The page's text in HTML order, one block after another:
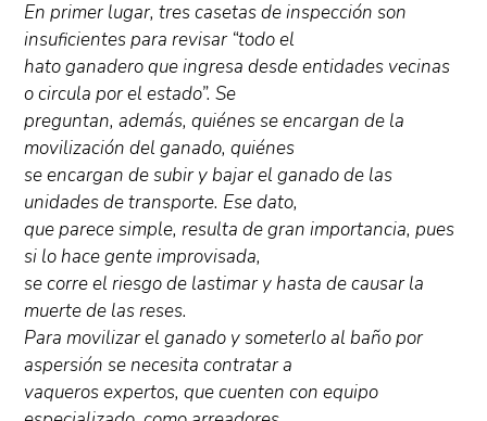
En primer lugar, tres casetas de inspección son
insuficientes para revisar “todo el
hato ganadero que ingresa desde entidades vecinas
o circula por el estado”. Se
preguntan, además, quiénes se encargan de la
movilización del ganado, quiénes
se encargan de subir y bajar el ganado de las
unidades de transporte. Ese dato,
que parece simple, resulta de gran importancia, pues
si lo hace gente improvisada,
se corre el riesgo de lastimar y hasta de causar la
muerte de las reses.
Para movilizar el ganado y someterlo al baño por
aspersión se necesita contratar a
vaqueros expertos, que cuenten con equipo